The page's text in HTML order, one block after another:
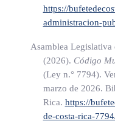
ARTÍCULO 15
Garantía de
El auditor y el
Hacienda Pública son
https://
administracion-
Asamblea Legislativa
(2026). Código
(Ley n.° 7794).
marzo de 2026.
Rica. https://
de-costa-rica-